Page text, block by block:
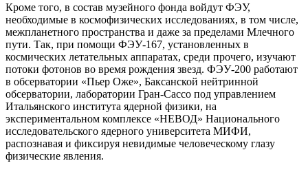
Кроме того, в состав музейного фонда войдут ФЭУ,
необходимые в космофизических исследованиях, в том числе,
межпланетного пространства и даже за пределами Млечного
пути. Так, при помощи ФЭУ-167, установленных в
космических летательных аппаратах, среди прочего, изучают
потоки фотонов во время рождения звезд. ФЭУ-200 работают
в обсерватории «Пьер Оже», Баксанской нейтринной
обсерватории, лаборатории Гран-Сассо под управлением
Итальянского института ядерной физики, на
экспериментальном комплексе «НЕВОД» Национального
исследовательского ядерного университета МИФИ,
распознавая и фиксируя невидимые человеческому глазу
физические явления.